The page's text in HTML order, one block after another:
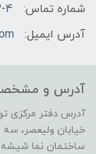
شماره تماس:
4(021)
آدرس ایمیل:
آدرس و
آدرس دفتر مرکزی
خیابان ولیعصر، سه
ساختمان نما شیشه